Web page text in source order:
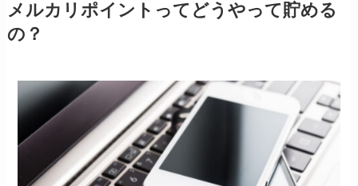
メルカリポイントってどうやって貯める
の？